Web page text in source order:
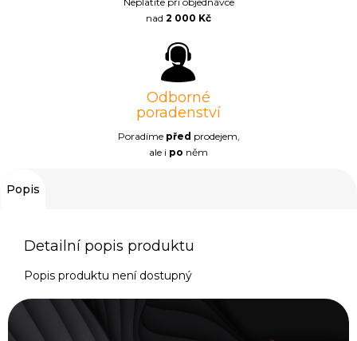
nad 2 000 Kč
Odborné
poradenství
Poradíme před prodejem,
ale i po něm
Popis
Detailní popis produktu
Popis produktu není dostupný